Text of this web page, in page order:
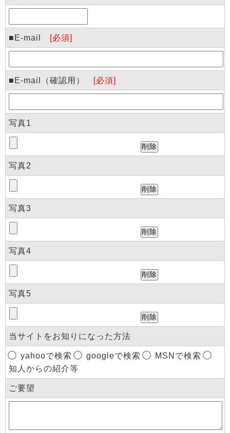
■E-mail [必須]
■E-mail（確認用） [必須]
写真1
写真2
写真3
写真4
写真5
当サイトをお知りになった方法
yahooで検索 googleで検索
MSNで検索
知人からの紹介等
ご要望